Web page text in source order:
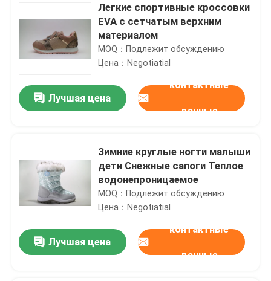
Легкие спортивные кроссовки
EVA с сетчатым верхним
материалом
MOQ：Подлежит обсуждению
Цена：Negotiatial
Лучшая цена
контактные
данные
Зимние круглые ногти малыши
дети Снежные сапоги Теплое
водонепроницаемое
MOQ：Подлежит обсуждению
Цена：Negotiatial
Лучшая цена
контактные
данные